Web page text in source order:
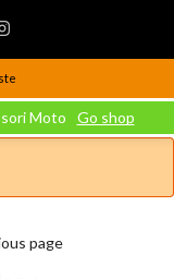
Moto Go shop
page